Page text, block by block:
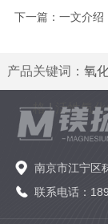
下一篇： 一文介绍
产品关键词： 氧
格| 活性氧
南京市江宁区
联系电话：